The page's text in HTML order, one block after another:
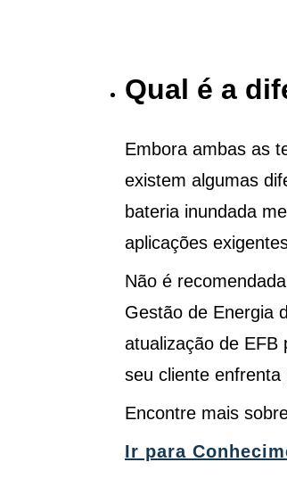
Qual é a
Embora ambas as
existem algumas
bateria inundada
aplicações
Não é
Gestão de Energia
atualização de EFB
seu cliente
Encontre mais
Ir para